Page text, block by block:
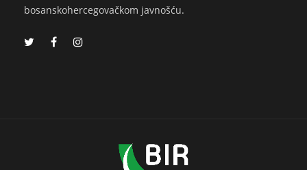
bosanskohercegovačkom javnošću.